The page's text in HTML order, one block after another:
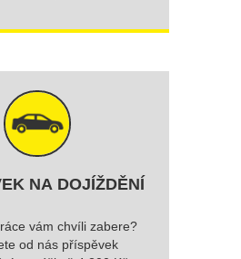
NA DOJÍŽDĚNÍ
vám chvíli zabere?
od nás příspěvek